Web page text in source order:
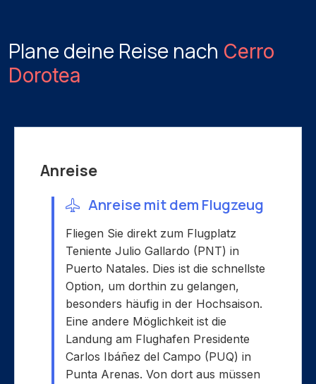
Plane deine Reise nach Cerro
Dorotea
Anreise
Anreise mit dem Flugzeug
Fliegen Sie direkt zum Flugplatz
Teniente Julio Gallardo (PNT) in
Puerto Natales. Dies ist die schnellste
Option, um dorthin zu gelangen,
besonders häufig in der Hochsaison.
Eine andere Möglichkeit ist die
Landung am Flughafen Presidente
Carlos Ibáñez del Campo (PUQ) in
Punta Arenas. Von dort aus müssen